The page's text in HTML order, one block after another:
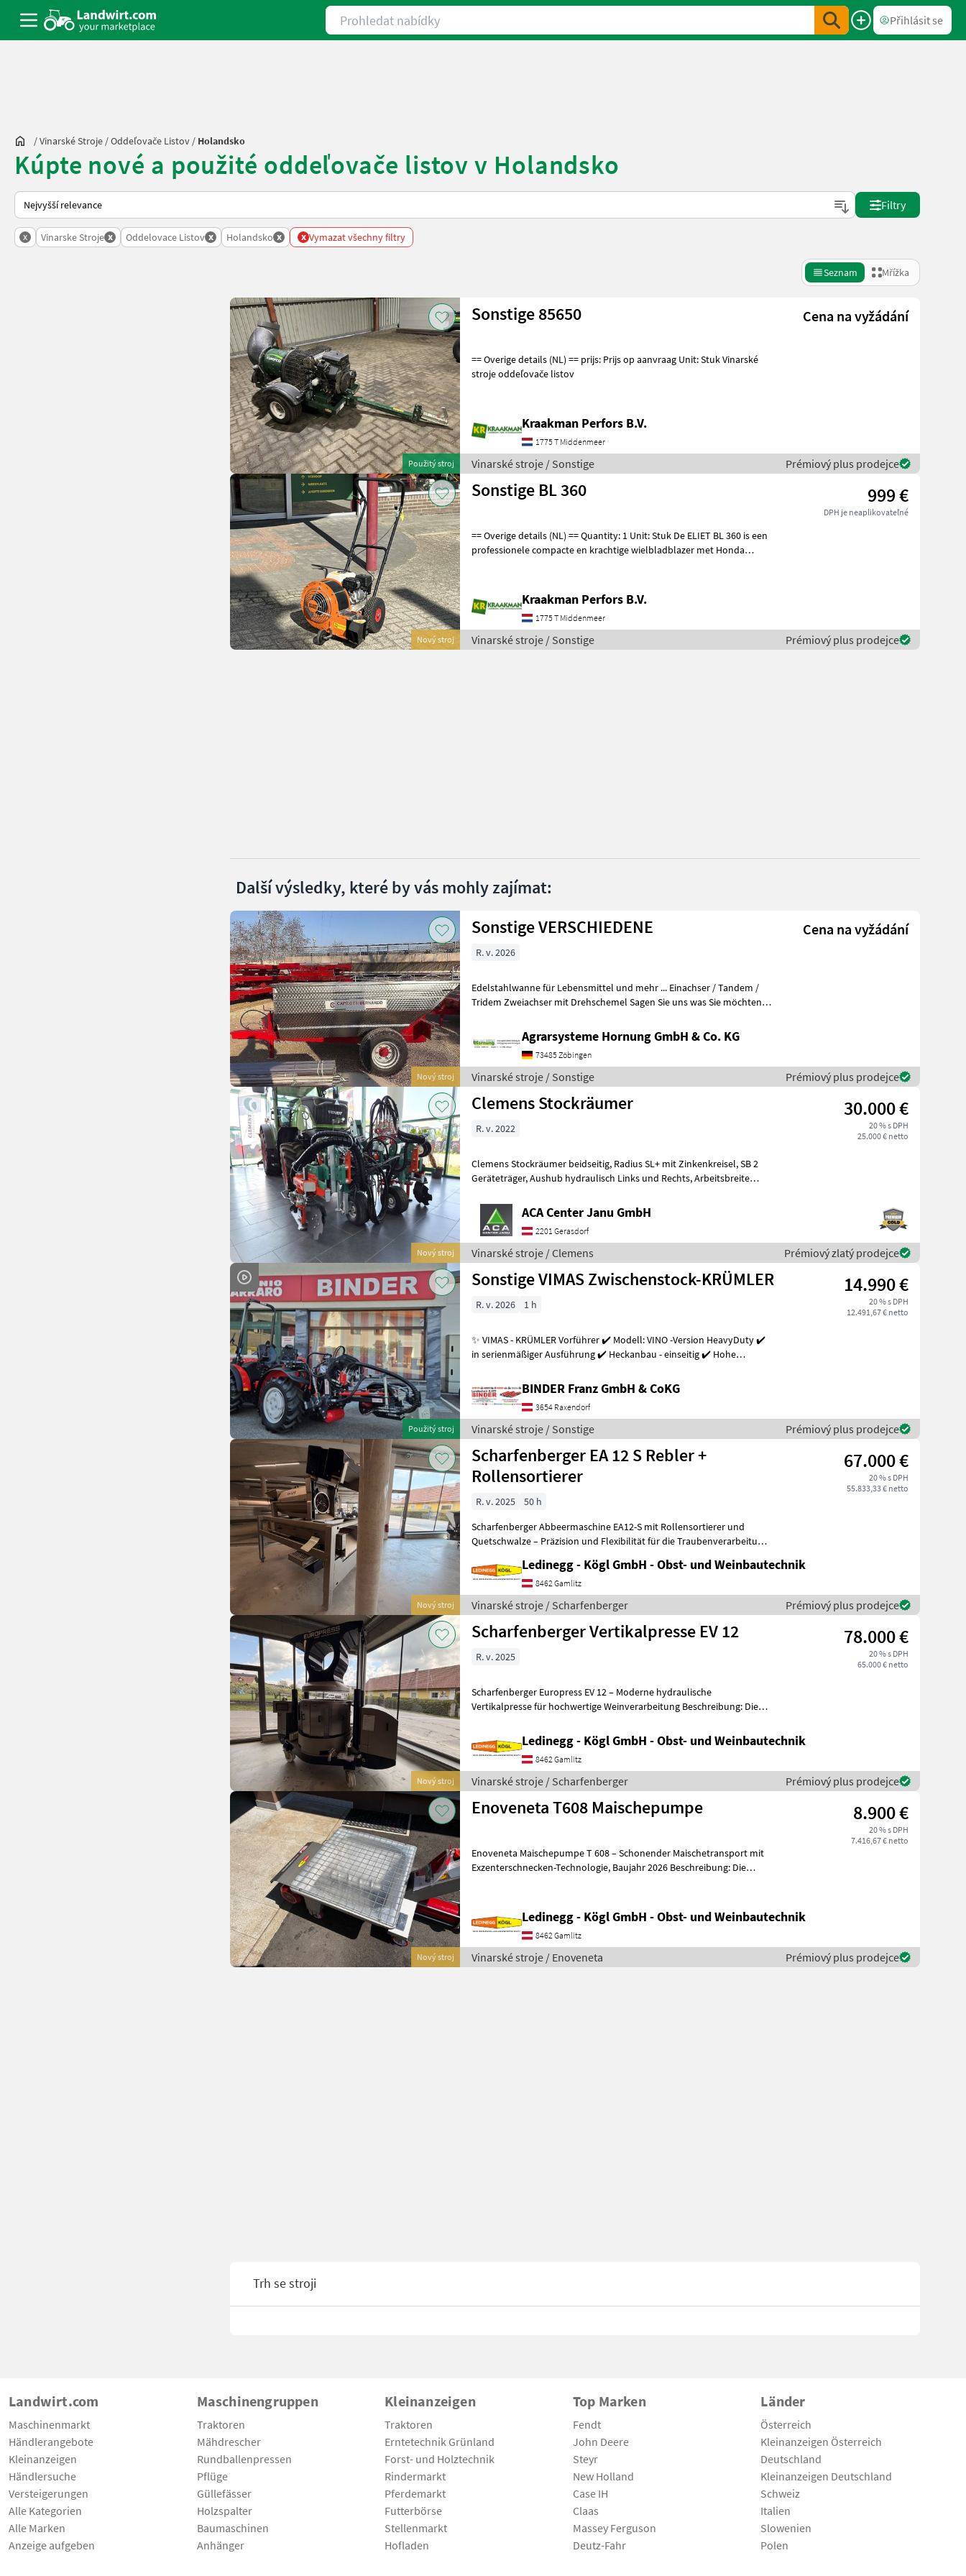
Prohledat nabídky
Přihlásit se
/Vinarské Stroje /Oddeľovače Listov / Holandsko
Kúpte nové a použité oddeľovače listov v Holandsko
Takto se řadí nabídky na Landwirt.com
Filtry
x Vinarske Stroje x Oddelovace Listov x Holandsko x x Vymazat všechny filtry
Seznam Mřížka
Použitý stroj
Sonstige 85650 Cena na vyžádání
== Overige details (NL) == prijs: Prijs op aanvraag Unit: Stuk Vinarské
stroje oddeľovače listov
Kraakman Perfors B.V.
1775 T Middenmeer
Vinarské stroje / Sonstige Prémiový plus prodejce
Nový stroj
Sonstige BL 360 999 €
DPH je neaplikovateľné
== Overige details (NL) == Quantity: 1 Unit: Stuk De ELIET BL 360 is een
professionele compacte en krachtige wielbladblazer met Honda
Kraakman Perfors B.V.
1775 T Middenmeer
Vinarské stroje / Sonstige Prémiový plus prodejce
Další výsledky, které by vás mohly zajímat:
Nový stroj
Sonstige VERSCHIEDENE Cena na vyžádání
R. v. 2026
Edelstahlwanne für Lebensmittel und mehr ... Einachser / Tandem /
Tridem Zweiachser mit Drehschemel Sagen Sie uns was Sie möchten
Agrarsysteme Hornung GmbH & Co. KG
73485 Zöbingen
Vinarské stroje / Sonstige Prémiový plus prodejce
Nový stroj
Clemens Stockräumer 30.000 €
20 % s DPH
25.000 € netto
R. v. 2022
Clemens Stockräumer beidseitig, Radius SL+ mit Zinkenkreisel, SB 2
Geräteträger, Aushub hydraulisch Links und Rechts, Arbeitsbreite
ACA Center Janu GmbH
2201 Gerasdorf
Vinarské stroje / Clemens Prémiový zlatý prodejce
Použitý stroj
Sonstige VIMAS Zwischenstock-KRÜMLER 14.990 €
20 % s DPH
12.491,67 € netto
R. v. 2026 1 h
✨ VIMAS - KRÜMLER Vorführer ✔️ Modell: VINO -Version HeavyDuty ✔️
in serienmäßiger Ausführung ✔️ Heckanbau - einseitig ✔️ Hohe
BINDER Franz GmbH & CoKG
3654 Raxendorf
Vinarské stroje / Sonstige Prémiový plus prodejce
Nový stroj
Scharfenberger EA 12 S Rebler +
Rollensortierer
67.000 €
20 % s DPH
55.833,33 € netto
R. v. 2025
50 h
Scharfenberger Abbeermaschine EA12-S mit Rollensortierer und
Quetschwalze – Präzision und Flexibilität für die Traubenverarbeitung
Ledinegg - Kögl GmbH - Obst- und Weinbautechnik
8462 Gamlitz
Vinarské stroje / Scharfenberger Prémiový plus prodejce
Nový stroj
Scharfenberger Vertikalpresse EV 12 78.000 €
20 % s DPH
65.000 € netto
R. v. 2025
Scharfenberger Europress EV 12 – Moderne hydraulische
Vertikalpresse für hochwertige Weinverarbeitung Beschreibung: Die
Ledinegg - Kögl GmbH - Obst- und Weinbautechnik
8462 Gamlitz
Vinarské stroje / Scharfenberger Prémiový plus prodejce
Nový stroj
Enoveneta T608 Maischepumpe 8.900 €
20 % s DPH
7.416,67 € netto
Enoveneta Maischepumpe T 608 – Schonender Maischetransport mit
Exzenterschnecken-Technologie, Baujahr 2026 Beschreibung: Die
Ledinegg - Kögl GmbH - Obst- und Weinbautechnik
8462 Gamlitz
Vinarské stroje / Enoveneta Prémiový plus prodejce
Trh se stroji
Landwirt.com
Maschinenmarkt
Händlerangebote
Kleinanzeigen
Händlersuche
Versteigerungen
Alle Kategorien
Alle Marken
Anzeige aufgeben
Maschinengruppen
Traktoren
Mähdrescher
Rundballenpressen
Pflüge
Güllefässer
Holzspalter
Baumaschinen
Anhänger
Kleinanzeigen
Traktoren
Erntetechnik Grünland
Forst- und Holztechnik
Rindermarkt
Pferdemarkt
Futterbörse
Stellenmarkt
Hofladen
Top Marken
Fendt
John Deere
Steyr
New Holland
Case IH
Claas
Massey Ferguson
Deutz-Fahr
Länder
Österreich
Kleinanzeigen Österreich
Deutschland
Kleinanzeigen Deutschland
Schweiz
Italien
Slowenien
Polen